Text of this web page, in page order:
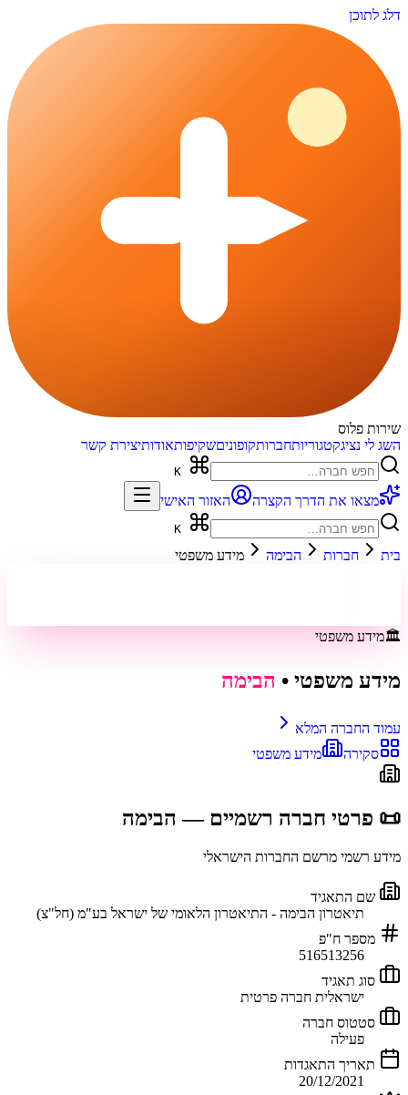
דלג לתוכן
שירות פלוס
השג לי נציגקטגוריותחברותקופוניםשקיפותאודותיצירת קשר
מצאו את הדרך הקצרה האזור האישי
בית חברות הבימה מידע משפטי
🏛️מידע משפטי
מידע משפטי • הבימה
עמוד החברה המלא
סקירה
מידע משפטי
📜 פרטי חברה רשמיים — הבימה
מידע רשמי מרשם החברות הישראלי
שם התאגיד
תיאטרון הבימה - התיאטרון הלאומי של ישראל בע"מ (חל"צ)
מספר ח"פ
516513256
סוג תאגיד
ישראלית חברה פרטית
סטטוס חברה
פעילה
תאריך התאגדות
20/12/2021